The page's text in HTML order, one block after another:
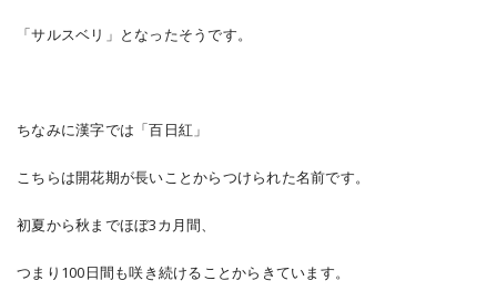
「サルスベリ」となったそうです。
ちなみに漢字では「百日紅」
こちらは開花期が長いことからつけられた名前です。
初夏から秋までほぼ3カ月間、
つまり100日間も咲き続けることからきています。